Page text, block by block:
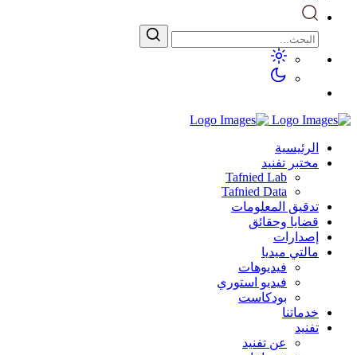
الرئيسية
مختبر تفنيد
Tafnied Lab
Tafnied Data
تدقيق المعلومات
قضايا وحقائق
إصدارات
مالتي ميديا
فيديوهات
فيديو استوري
بودكاست
خدماتنا
تفنيد
عن تفنيد